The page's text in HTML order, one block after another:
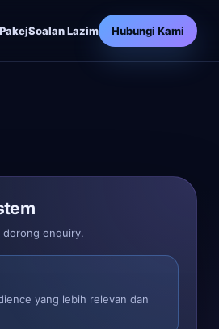
PakejSoalan Lazim Hubungi Kami
dorong enquiry.
yang lebih relevan dan